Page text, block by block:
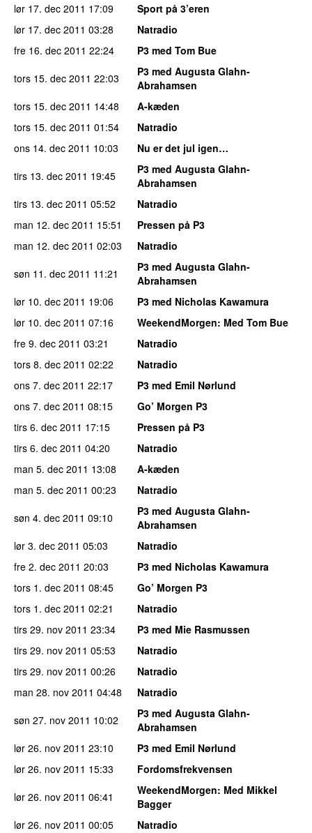
lør 17. dec 2011 17:09
Sport på 3’eren
lør 17. dec 2011 03:28
Natradio
fre 16. dec 2011 22:24
P3 med Tom Bue
tors 15. dec 2011 22:03
P3 med Augusta Glahn-
Abrahamsen
tors 15. dec 2011 14:48
A-kæden
tors 15. dec 2011 01:54
Natradio
ons 14. dec 2011 10:03
Nu er det jul igen…
tirs 13. dec 2011 19:45
P3 med Augusta Glahn-
Abrahamsen
tirs 13. dec 2011 05:52
Natradio
man 12. dec 2011 15:51
Pressen på P3
man 12. dec 2011 02:03
Natradio
søn 11. dec 2011 11:21
P3 med Augusta Glahn-
Abrahamsen
lør 10. dec 2011 19:06
P3 med Nicholas Kawamura
lør 10. dec 2011 07:16 WeekendMorgen: Med Tom Bue
fre 9. dec 2011 03:21
Natradio
tors 8. dec 2011 02:22
Natradio
ons 7. dec 2011 22:17
P3 med Emil Nørlund
ons 7. dec 2011 08:15
Go’ Morgen P3
tirs 6. dec 2011 17:15
Pressen på P3
tirs 6. dec 2011 04:20
Natradio
man 5. dec 2011 13:08
A-kæden
man 5. dec 2011 00:23
Natradio
søn 4. dec 2011 09:10
P3 med Augusta Glahn-
Abrahamsen
lør 3. dec 2011 05:03
Natradio
fre 2. dec 2011 20:03
P3 med Nicholas Kawamura
tors 1. dec 2011 08:45
Go’ Morgen P3
tors 1. dec 2011 02:21
Natradio
tirs 29. nov 2011 23:34
P3 med Mie Rasmussen
tirs 29. nov 2011 05:53
Natradio
tirs 29. nov 2011 00:26
Natradio
man 28. nov 2011 04:48
Natradio
søn 27. nov 2011 10:02
P3 med Augusta Glahn-
Abrahamsen
lør 26. nov 2011 23:10
P3 med Emil Nørlund
lør 26. nov 2011 15:33
Fordomsfrekvensen
lør 26. nov 2011 06:41 WeekendMorgen: Med Mikkel
Bagger
lør 26. nov 2011 00:05 Natradio